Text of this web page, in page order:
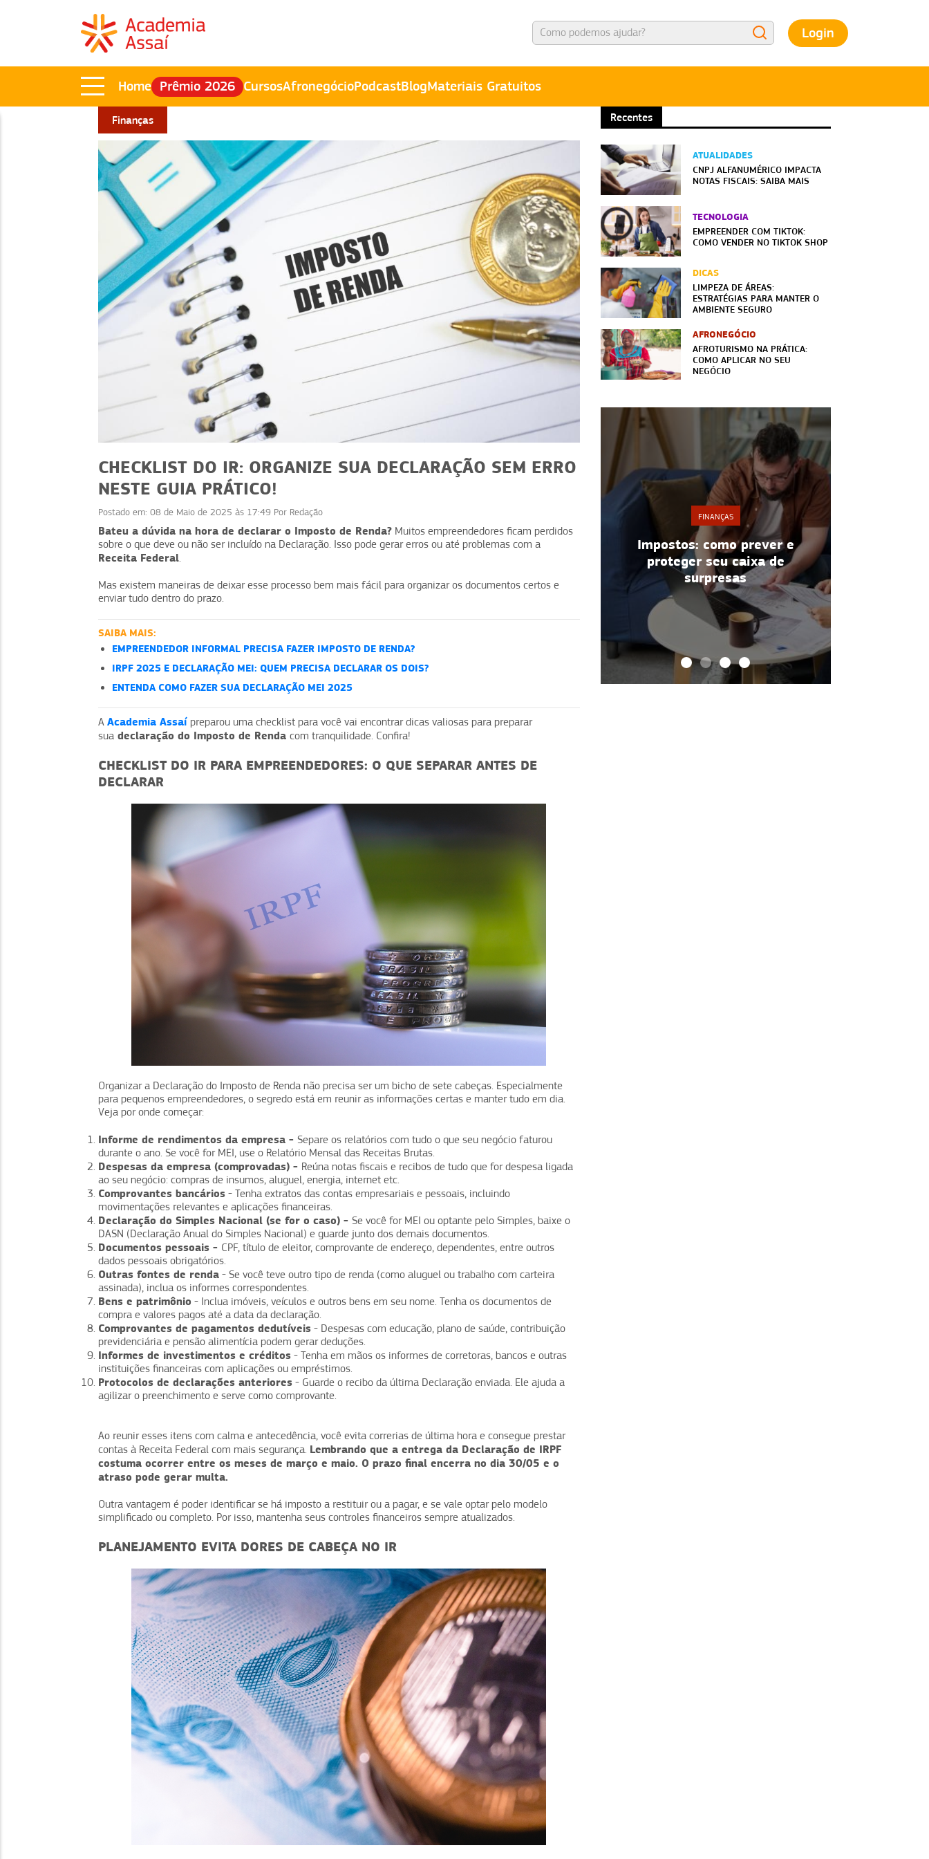
Login
Home Prêmio 2026 CursosAfronegócioPodcastBlogMateriais Gratuitos
Finanças
CHECKLIST DO IR: ORGANIZE SUA DECLARAÇÃO SEM ERRO
NESTE GUIA PRÁTICO!
Postado em: 08 de Maio de 2025 às 17:49 Por Redação
Bateu a dúvida na hora de declarar o Imposto de Renda? Muitos empreendedores ficam perdidos
sobre o que deve ou não ser incluído na Declaração. Isso pode gerar erros ou até problemas com a
Receita Federal.
Mas existem maneiras de deixar esse processo bem mais fácil para organizar os documentos certos e
enviar tudo dentro do prazo.
SAIBA MAIS:
EMPREENDEDOR INFORMAL PRECISA FAZER IMPOSTO DE RENDA?
IRPF 2025 E DECLARAÇÃO MEI: QUEM PRECISA DECLARAR OS DOIS?
ENTENDA COMO FAZER SUA DECLARAÇÃO MEI 2025
A Academia Assaí preparou uma checklist para você vai encontrar dicas valiosas para preparar
sua declaração do Imposto de Renda com tranquilidade. Confira!
CHECKLIST DO IR PARA EMPREENDEDORES: O QUE SEPARAR ANTES DE
DECLARAR
Organizar a Declaração do Imposto de Renda não precisa ser um bicho de sete cabeças. Especialmente
para pequenos empreendedores, o segredo está em reunir as informações certas e manter tudo em dia.
Veja por onde começar:
Informe de rendimentos da empresa - Separe os relatórios com tudo o que seu negócio faturou
durante o ano. Se você for MEI, use o Relatório Mensal das Receitas Brutas.
Despesas da empresa (comprovadas) - Reúna notas fiscais e recibos de tudo que for despesa ligada
ao seu negócio: compras de insumos, aluguel, energia, internet etc.
Comprovantes bancários - Tenha extratos das contas empresariais e pessoais, incluindo
movimentações relevantes e aplicações financeiras.
Declaração do Simples Nacional (se for o caso) - Se você for MEI ou optante pelo Simples, baixe o
DASN (Declaração Anual do Simples Nacional) e guarde junto dos demais documentos.
Documentos pessoais - CPF, título de eleitor, comprovante de endereço, dependentes, entre outros
dados pessoais obrigatórios.
Outras fontes de renda - Se você teve outro tipo de renda (como aluguel ou trabalho com carteira
assinada), inclua os informes correspondentes.
Bens e patrimônio - Inclua imóveis, veículos e outros bens em seu nome. Tenha os documentos de
compra e valores pagos até a data da declaração.
Comprovantes de pagamentos dedutíveis - Despesas com educação, plano de saúde, contribuição
previdenciária e pensão alimentícia podem gerar deduções.
Informes de investimentos e créditos - Tenha em mãos os informes de corretoras, bancos e outras
instituições financeiras com aplicações ou empréstimos.
Protocolos de declarações anteriores - Guarde o recibo da última Declaração enviada. Ele ajuda a
agilizar o preenchimento e serve como comprovante.
Ao reunir esses itens com calma e antecedência, você evita correrias de última hora e consegue prestar
contas à Receita Federal com mais segurança. Lembrando que a entrega da Declaração de IRPF
costuma ocorrer entre os meses de março e maio. O prazo final encerra no dia 30/05 e o
atraso pode gerar multa.
Outra vantagem é poder identificar se há imposto a restituir ou a pagar, e se vale optar pelo modelo
simplificado ou completo. Por isso, mantenha seus controles financeiros sempre atualizados.
PLANEJAMENTO EVITA DORES DE CABEÇA NO IR
Recentes
ATUALIDADES
CNPJ ALFANUMÉRICO IMPACTA
NOTAS FISCAIS: SAIBA MAIS
TECNOLOGIA
EMPREENDER COM TIKTOK:
COMO VENDER NO TIKTOK SHOP
DICAS
LIMPEZA DE ÁREAS:
ESTRATÉGIAS PARA MANTER O
AMBIENTE SEGURO
AFRONEGÓCIO
AFROTURISMO NA PRÁTICA:
COMO APLICAR NO SEU
NEGÓCIO
Improviso financeiro: menos
Cartão de crédito: aliado ou
FINANÇAS
Impostos: como prever e
proteger seu caixa de
surpresas
1 2 3 4